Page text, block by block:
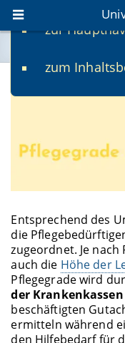
zur
zum
Entsprechend des
die
zugeordnet. Je
auch die Höhe der
Pflegegrade wird
der Krankenkassen
beschäftigten
ermitteln während
den Hilfebedarf für